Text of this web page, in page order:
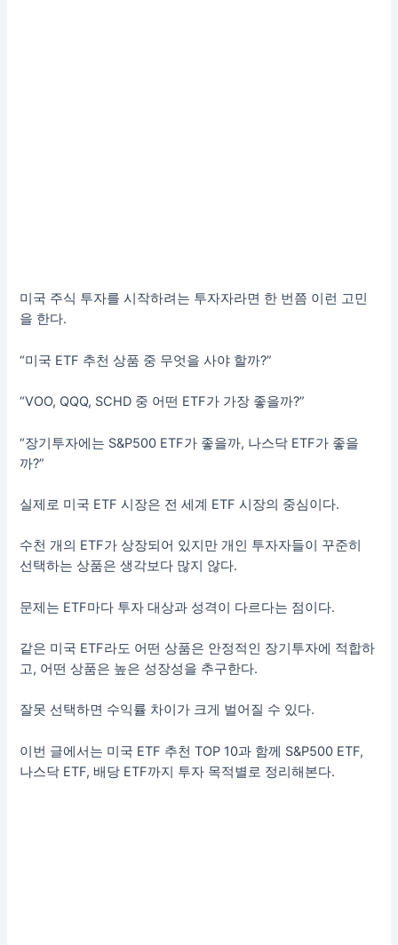
미국 주식 투자를 시작하려는 투자자라면 한 번쯤 이런 고민
을 한다.
“미국 ETF 추천 상품 중 무엇을 사야 할까?”
“VOO, QQQ, SCHD 중 어떤 ETF가 가장 좋을까?”
“장기투자에는 S&P500 ETF가 좋을까, 나스닥 ETF가 좋을
까?”
실제로 미국 ETF 시장은 전 세계 ETF 시장의 중심이다.
수천 개의 ETF가 상장되어 있지만 개인 투자자들이 꾸준히
선택하는 상품은 생각보다 많지 않다.
문제는 ETF마다 투자 대상과 성격이 다르다는 점이다.
같은 미국 ETF라도 어떤 상품은 안정적인 장기투자에 적합하
고, 어떤 상품은 높은 성장성을 추구한다.
잘못 선택하면 수익률 차이가 크게 벌어질 수 있다.
이번 글에서는 미국 ETF 추천 TOP 10과 함께 S&P500 ETF,
나스닥 ETF, 배당 ETF까지 투자 목적별로 정리해본다.